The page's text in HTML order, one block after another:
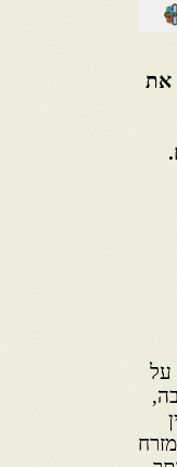
את
על